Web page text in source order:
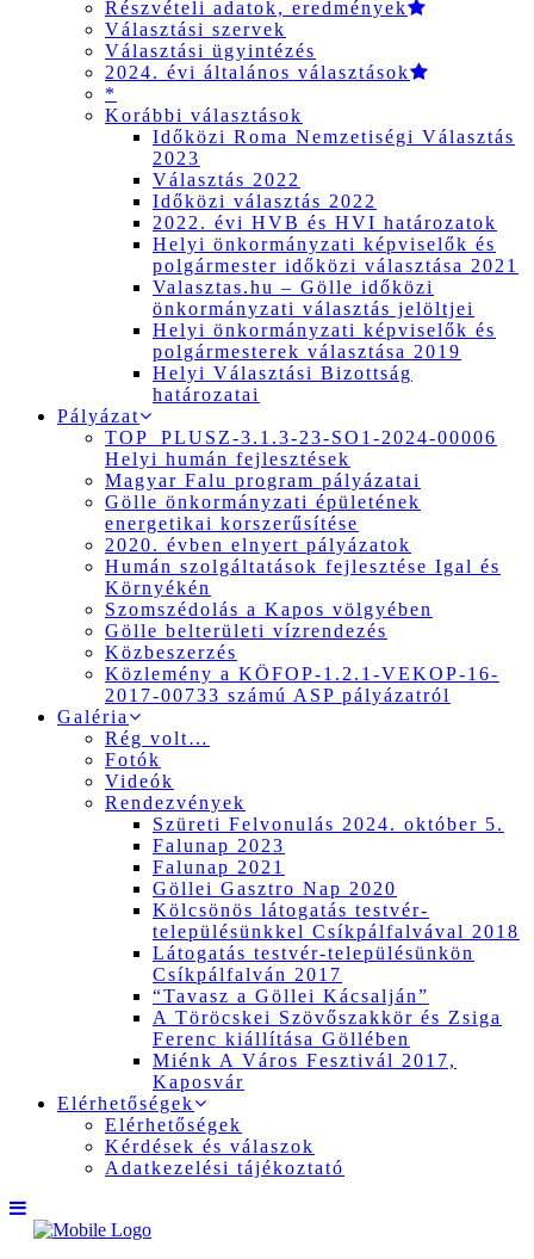
Részvételi adatok, eredmények
Választási szervek
Választási ügyintézés
2024. évi általános választások
*
Korábbi választások
Időközi Roma Nemzetiségi Választás
2023
Választás 2022
Időközi választás 2022
2022. évi HVB és HVI határozatok
Helyi önkormányzati képviselők és
polgármester időközi választása 2021
Valasztas.hu – Gölle időközi
önkormányzati választás jelöltjei
Helyi önkormányzati képviselők és
polgármesterek választása 2019
Helyi Választási Bizottság
határozatai
Pályázat
TOP_PLUSZ-3.1.3-23-SO1-2024-00006
Helyi humán fejlesztések
Magyar Falu program pályázatai
Gölle önkormányzati épületének
energetikai korszerűsítése
2020. évben elnyert pályázatok
Humán szolgáltatások fejlesztése Igal és
Környékén
Szomszédolás a Kapos völgyében
Gölle belterületi vízrendezés
Közbeszerzés
Közlemény a KÖFOP-1.2.1-VEKOP-16-
2017-00733 számú ASP pályázatról
Galéria
Rég volt…
Fotók
Videók
Rendezvények
Szüreti Felvonulás 2024. október 5.
Falunap 2023
Falunap 2021
Göllei Gasztro Nap 2020
Kölcsönös látogatás testvér-
településünkkel Csíkpálfalvával 2018
Látogatás testvér-településünkön
Csíkpálfalván 2017
“Tavasz a Göllei Kácsalján”
A Töröcskei Szövőszakkör és Zsiga
Ferenc kiállítása Göllében
Miénk A Város Fesztivál 2017,
Kaposvár
Elérhetőségek
Elérhetőségek
Kérdések és válaszok
Adatkezelési tájékoztató